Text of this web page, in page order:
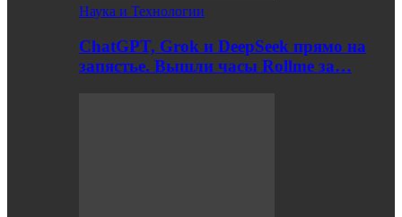
Наука и Технологии
ChatGPT, Grok и DeepSeek прямо на
запястье. Вышли часы Rollme за…